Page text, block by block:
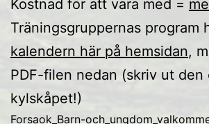
Kostnad för att vara med =
Träningsgruppernas program
kalendern här på hemsidan,
PDF-filen nedan (skriv ut den
kylskåpet!)
Forsaok_Barn-